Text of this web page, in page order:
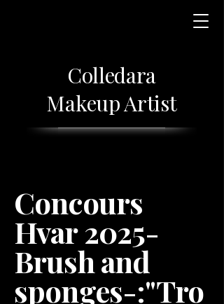
Colledara
Makeup Artist
Concours
Hvar 2025-
Brush and
sponges-:"Tro